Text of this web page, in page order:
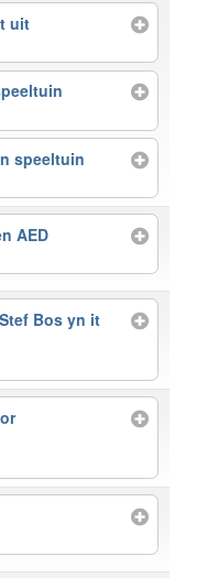
uit
speeltuin
AED
Bos yn it